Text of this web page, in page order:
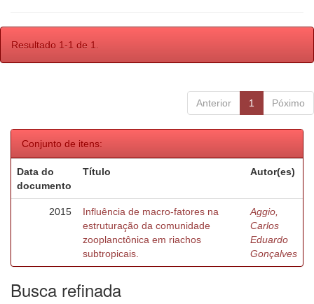
Resultado 1-1 de 1.
Anterior 1 Póximo
Conjunto de itens:
Data do
documento
Título Autor(es)
2015
Influência de macro-fatores na
estruturação da comunidade
zooplanctônica em riachos
subtropicais.
Aggio,
Carlos
Eduardo
Gonçalves
Busca refinada